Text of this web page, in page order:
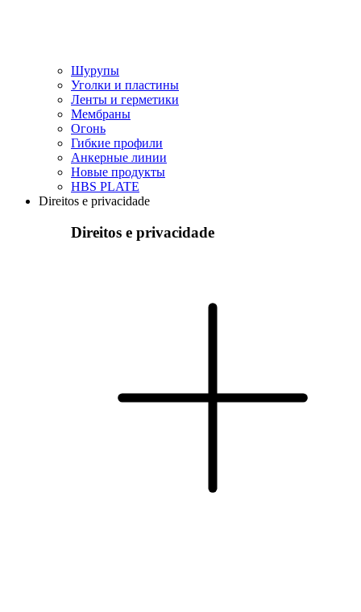
Шурупы
Уголки и пластины
Ленты и герметики
Мембраны
Огонь
Гибкие профили
Анкерные линии
Hовые продукты
HBS PLATE
Direitos e privacidade
Direitos e privacidade